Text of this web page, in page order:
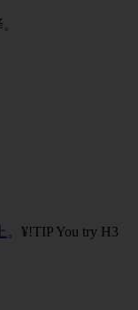
。¥!TIP You try H3